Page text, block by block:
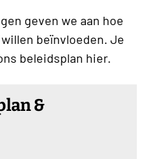
geven we aan hoe
beïnvloeden. Je
beleidsplan hier.
&